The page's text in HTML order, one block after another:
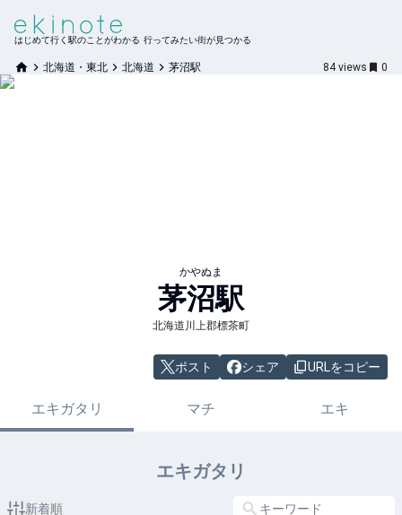
はじめて行く駅のことがわかる 行ってみたい街が見つかる
北海道・東北 北海道 茅沼駅 84 views 0
かやぬま
茅沼駅
北海道川上郡標茶町
ポスト シェア URLをコピー
エキガタリ マチ エキ
エキガタリ
新着順